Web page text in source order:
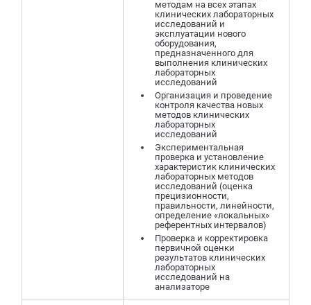
методам на всех этапах
клинических лабораторных
исследований и
эксплуатации нового
оборудования,
предназначенного для
выполнения клинических
лабораторных
исследований
Организация и проведение
контроля качества новых
методов клинических
лабораторных
исследований
Экспериментальная
проверка и установление
характеристик клинических
лабораторных методов
исследований (оценка
прецизионности,
правильности, линейности,
определение «локальных»
референтных интервалов)
Проверка и корректировка
первичной оценки
результатов клинических
лабораторных
исследований на
анализаторе